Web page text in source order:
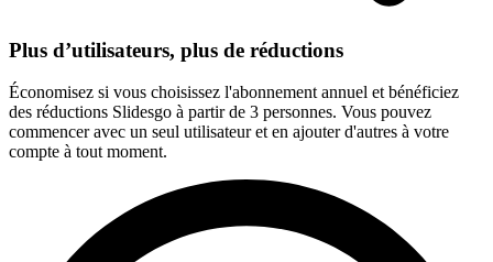
Plus d’utilisateurs, plus de réductions
Économisez si vous choisissez l'abonnement annuel et bénéficiez
des réductions Slidesgo à partir de 3 personnes. Vous pouvez
commencer avec un seul utilisateur et en ajouter d'autres à votre
compte à tout moment.